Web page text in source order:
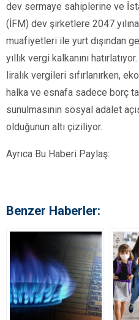
dev sermaye sahiplerine ve
(İFM) dev şirketlere 2047
muafiyetleri ile yurt dışından
yıllık vergi kalkanını
liralık vergileri sıfırlanırken,
halka ve esnafa sadece borç
sunulmasının sosyal adalet
olduğunun altı çiziliyor.
Ayrıca Bu Haberi Paylaş:
Benzer Haberler: